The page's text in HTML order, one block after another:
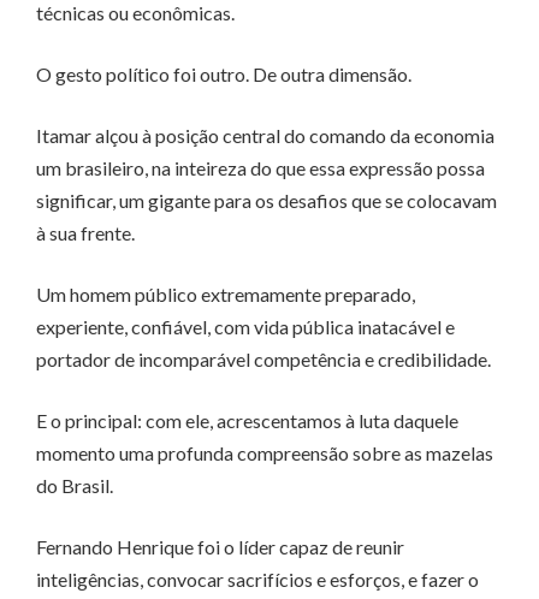
técnicas ou econômicas.
O gesto político foi outro. De outra dimensão.
Itamar alçou à posição central do comando da economia
um brasileiro, na inteireza do que essa expressão possa
significar, um gigante para os desafios que se colocavam
à sua frente.
Um homem público extremamente preparado,
experiente, confiável, com vida pública inatacável e
portador de incomparável competência e credibilidade.
E o principal: com ele, acrescentamos à luta daquele
momento uma profunda compreensão sobre as mazelas
do Brasil.
Fernando Henrique foi o líder capaz de reunir
inteligências, convocar sacrifícios e esforços, e fazer o